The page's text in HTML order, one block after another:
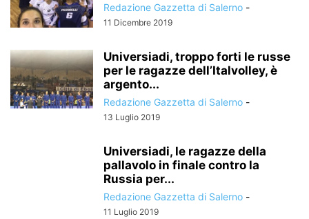
Redazione Gazzetta di Salerno -
11 Dicembre 2019
Universiadi, troppo forti le russe
per le ragazze dell’Italvolley, è
argento...
Redazione Gazzetta di Salerno -
13 Luglio 2019
Universiadi, le ragazze della
pallavolo in finale contro la
Russia per...
Redazione Gazzetta di Salerno -
11 Luglio 2019